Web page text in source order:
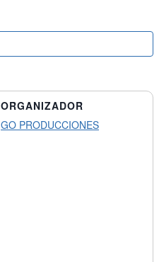
ORGANIZADOR
GO PRODUCCIONES